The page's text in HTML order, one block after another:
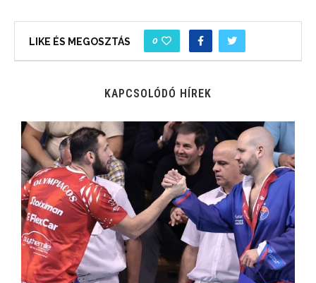
LIKE ÉS MEGOSZTÁS 0
KAPCSOLÓDÓ HÍREK